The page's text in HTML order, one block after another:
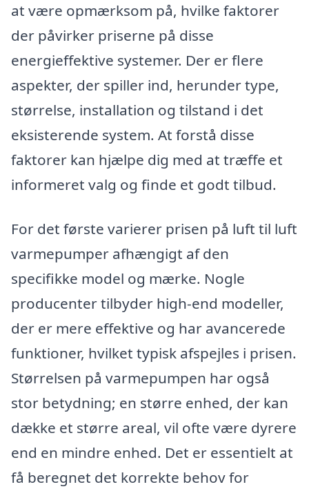
at være opmærksom på, hvilke faktorer
der påvirker priserne på disse
energieffektive systemer. Der er flere
aspekter, der spiller ind, herunder type,
størrelse, installation og tilstand i det
eksisterende system. At forstå disse
faktorer kan hjælpe dig med at træffe et
informeret valg og finde et godt tilbud.
For det første varierer prisen på luft til luft
varmepumper afhængigt af den
specifikke model og mærke. Nogle
producenter tilbyder high-end modeller,
der er mere effektive og har avancerede
funktioner, hvilket typisk afspejles i prisen.
Størrelsen på varmepumpen har også
stor betydning; en større enhed, der kan
dække et større areal, vil ofte være dyrere
end en mindre enhed. Det er essentielt at
få beregnet det korrekte behov for